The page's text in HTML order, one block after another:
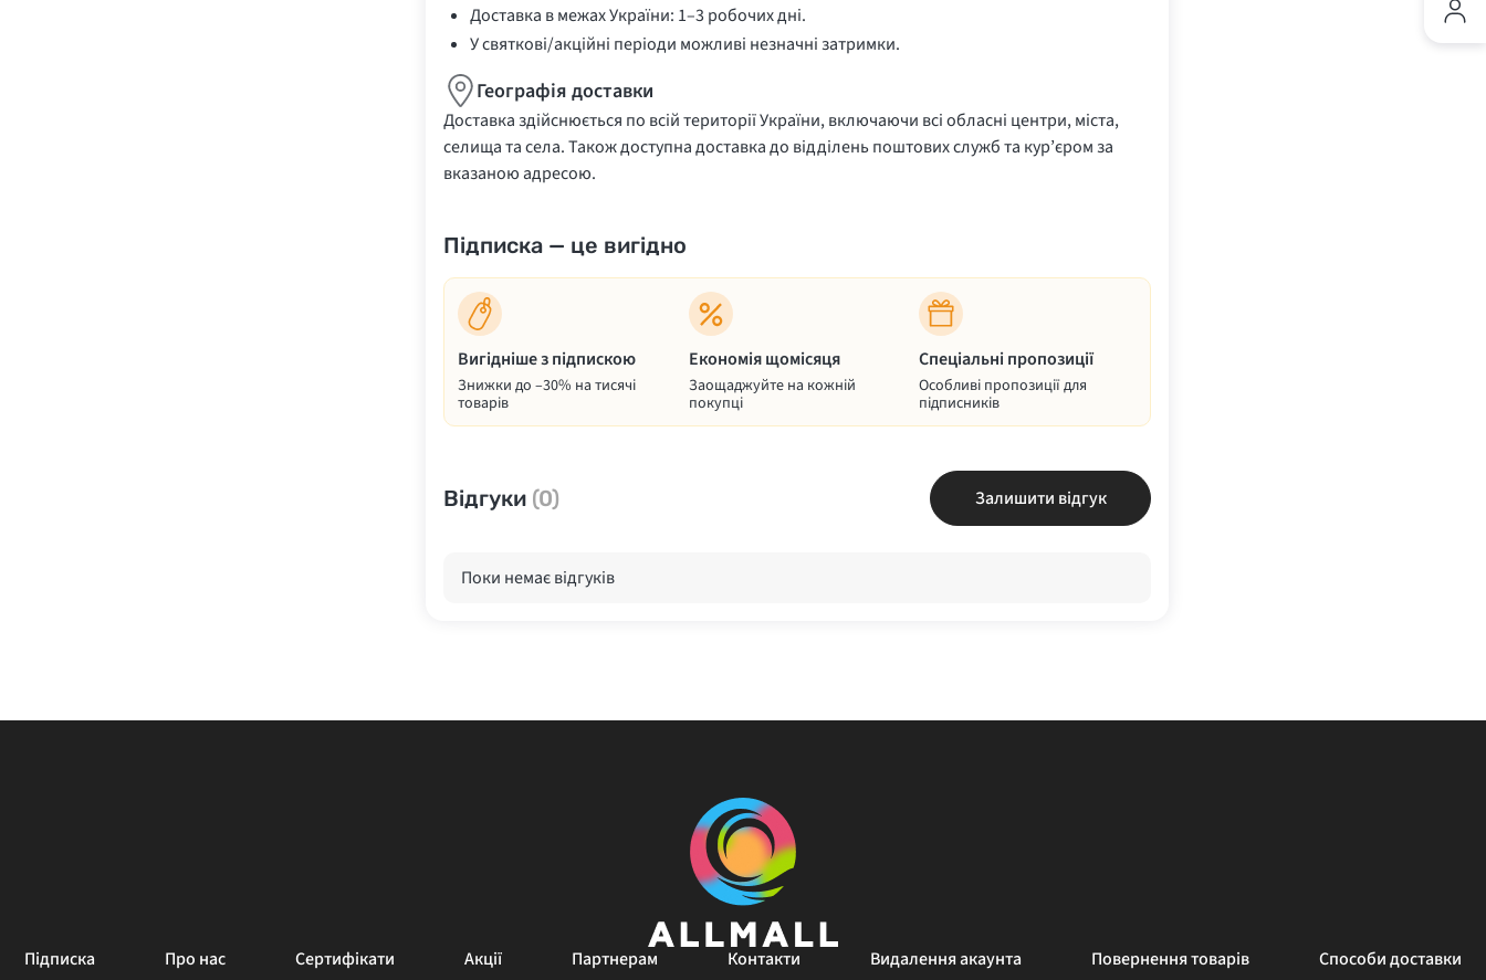
Доставка в межах України: 1–3 робочих дні.
У святкові/акційні періоди можливі незначні затримки.
Географія доставки
Доставка здійснюється по всій території України, включаючи всі обласні центри, міста,
селища та села. Також доступна доставка до відділень поштових служб та кур’єром за
вказаною адресою.
Підписка — це вигідно
Вигідніше з підпискою
Знижки до –30% на тисячі
товарів
Економія щомісяця
Заощаджуйте на кожній
покупці
Спеціальні пропозиції
Особливі пропозиції для
підписників
Відгуки (0) Залишити відгук
Поки немає відгуків
Підписка Про нас Сертифікати Акції Партнерам Контакти Видалення акаунта Повернення товарів Способи доставки